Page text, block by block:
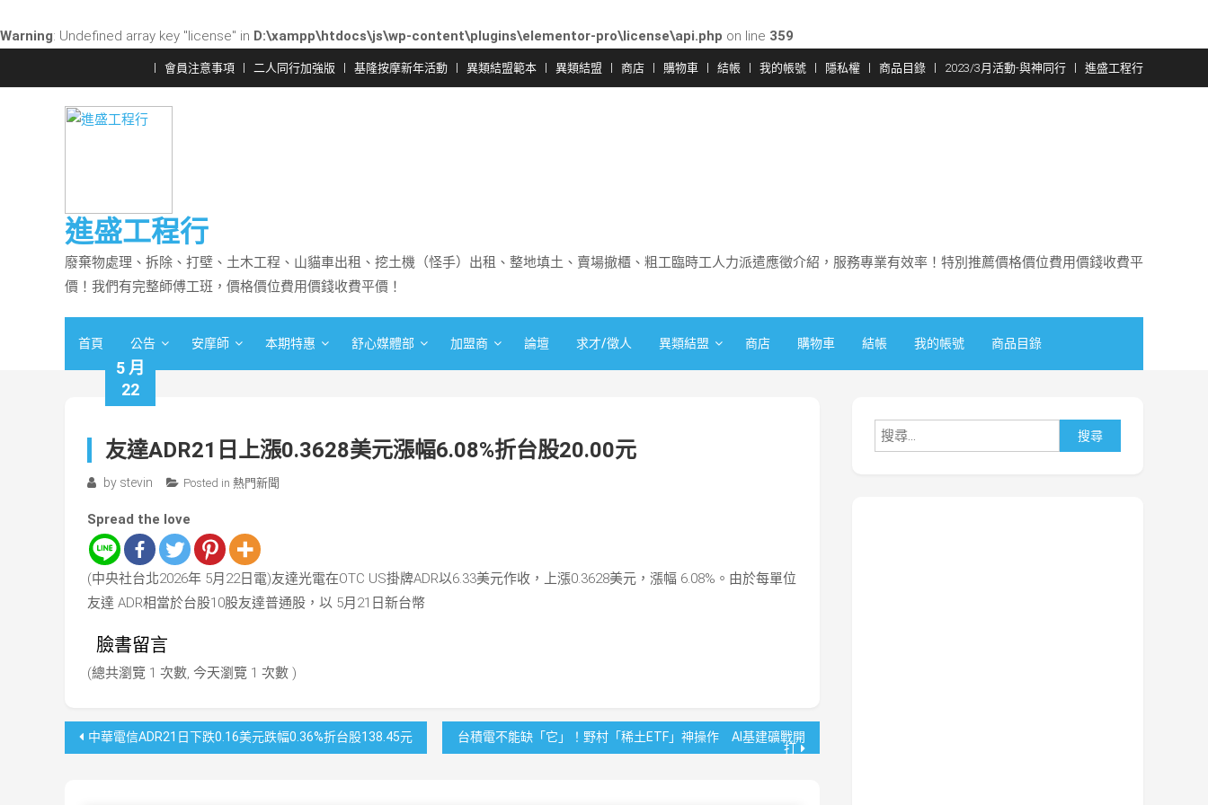
Warning: Undefined array key "license" in D:\xampp\htdocs\js\wp-content\plugins\elementor-pro\license\api.php on line 359
to
會員注意事項 二人同行加強版 基隆按摩新年活動 異類結盟範本 異類結盟 商店 購物車 結帳 我的帳號 隱私權 商品目錄 2023/3月活動-與神同行 進盛工程行
進盛工程行
廢棄物處理、拆除、打壁、土木工程、山貓車出租、挖土機（怪手）出租、整地填土、賣場撤櫃、粗工臨時工人力派遣應徵介紹，服務專業有效率！特別推薦價格價位費用價錢收費平
價！我們有完整師傅工班，價格價位費用價錢收費平價！
首頁 公告 安摩師 本期特惠 舒心媒體部 加盟商 論壇 求才/徵人 異類結盟 商店 購物車 結帳 我的帳號 商品目錄
5 月
22
友達ADR21日上漲0.3628美元漲幅6.08%折台股20.00元
by stevin Posted in 熱門新聞
Spread the love
(中央社台北2026年 5月22日電)友達光電在OTC US掛牌ADR以6.33美元作收，上漲0.3628美元，漲幅 6.08%。由於每單位
友達 ADR相當於台股10股友達普通股，以 5月21日新台幣
臉書留言
(總共瀏覽 1 次數, 今天瀏覽 1 次數 )
文中華電信ADR21日下跌0.16美元跌幅0.36%折台股138.45元
台積電不能缺「它」！野村「稀土ETF」神操作 AI基建礦戰開
打
尋